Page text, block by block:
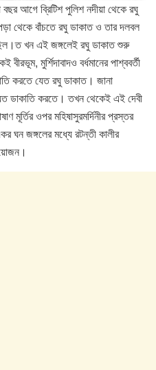
আগে ব্রিটিশ পুলিশ নদীয়া থেকে রঘু
থেকে বাঁচতে রঘু ডাকাত ও তার দলবল
খন এই জঙ্গলেই রঘু ডাকাত শুরু
মুর্শিদাবাদও বর্ধমানের পাশ্ববর্তী
করতে যেত রঘু ডাকাত। জানা
ডাকাতি করতে। তখন থেকেই এই দেবী
মূর্তির ওপর মহিষাসুরমর্দিনীর প্রস্তর
ঘন জঙ্গলের মধ্যে রটন্তী কালীর